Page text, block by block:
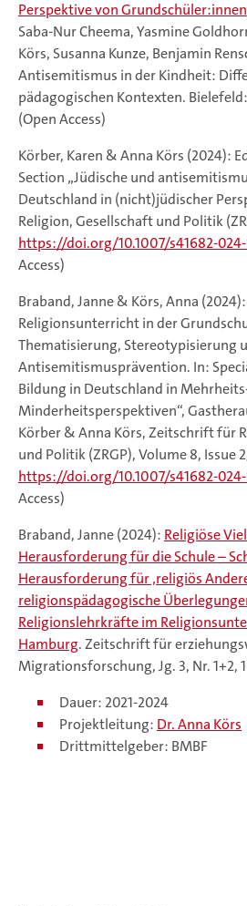
Perspektive von Grundschüler:innen
Saba-Nur Cheema, Yasmine
Körs, Susanna Kunze, Benjamin
Antisemitismus in der Kindheit:
pädagogischen Kontexten.
(Open Access)
Körber, Karen & Anna Körs (2024):
Section „Jüdische und
Deutschland in (nicht)jüdischer
Religion, Gesellschaft und Politik
https://doi.org/10.1007/s41682-
Access)
Braband, Janne & Körs, Anna
Religionsunterricht in der
Thematisierung, Stereotypisierung
Antisemitismusprävention. In:
Bildung in Deutschland in
Minderheitsperspektiven“,
Körber & Anna Körs, Zeitschrift für
und Politik (ZRGP), Volume 8, Issue
https://doi.org/10.1007/s41682-
Access)
Braband, Janne (2024): Religiöse
Herausforderung für die Schule –
Herausforderung für ‚religiös
religionspädagogische
Religionslehrkräfte im
Hamburg. Zeitschrift für
Migrationsforschung, Jg. 3, Nr. 1+2,
Dauer: 2021-2024
Projektleitung: Dr. Anna Körs
Drittmittelgeber: BMBF